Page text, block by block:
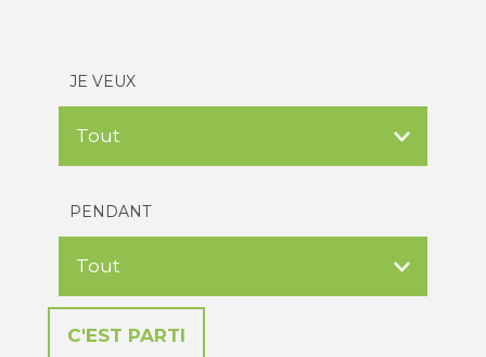
JE VEUX
PENDANT